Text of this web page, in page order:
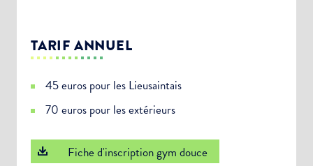
TARIF ANNUEL
45 euros pour les Lieusaintais
70 euros pour les extérieurs
Fiche d'inscription gym douce